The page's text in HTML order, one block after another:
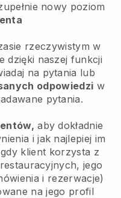
nowy poziom
rzeczywistym w
dzięki naszej funkcji
na pytania lub
odpowiedzi w
pytania.
aby dokładnie
i jak najlepiej im
klient korzysta z
jego
i rezerwacje)
na jego profil